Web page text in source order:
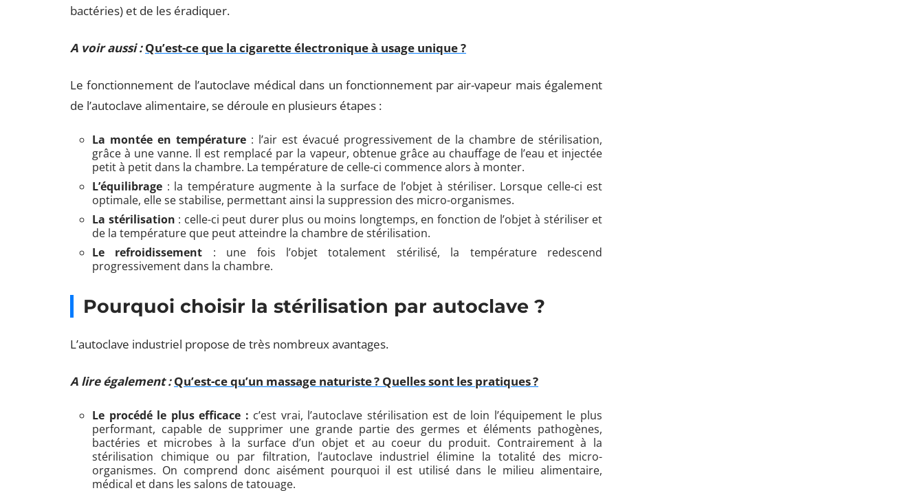
bactéries) et de les éradiquer.
A voir aussi : Qu’est-ce que la cigarette électronique à usage unique ?
Le fonctionnement de l’autoclave médical dans un fonctionnement par air-vapeur mais également
de l’autoclave alimentaire, se déroule en plusieurs étapes :
La montée en température : l’air est évacué progressivement de la chambre de stérilisation,
grâce à une vanne. Il est remplacé par la vapeur, obtenue grâce au chauffage de l’eau et injectée
petit à petit dans la chambre. La température de celle-ci commence alors à monter.
L’équilibrage : la température augmente à la surface de l’objet à stériliser. Lorsque celle-ci est
optimale, elle se stabilise, permettant ainsi la suppression des micro-organismes.
La stérilisation : celle-ci peut durer plus ou moins longtemps, en fonction de l’objet à stériliser et
de la température que peut atteindre la chambre de stérilisation.
Le refroidissement : une fois l’objet totalement stérilisé, la température redescend
progressivement dans la chambre.
Pourquoi choisir la stérilisation par autoclave ?
L’autoclave industriel propose de très nombreux avantages.
A lire également : Qu’est-ce qu’un massage naturiste ? Quelles sont les pratiques ?
Le procédé le plus efficace : c’est vrai, l’autoclave stérilisation est de loin l’équipement le plus
performant, capable de supprimer une grande partie des germes et éléments pathogènes,
bactéries et microbes à la surface d’un objet et au coeur du produit. Contrairement à la
stérilisation chimique ou par filtration, l’autoclave industriel élimine la totalité des micro-
organismes. On comprend donc aisément pourquoi il est utilisé dans le milieu alimentaire,
médical et dans les salons de tatouage.